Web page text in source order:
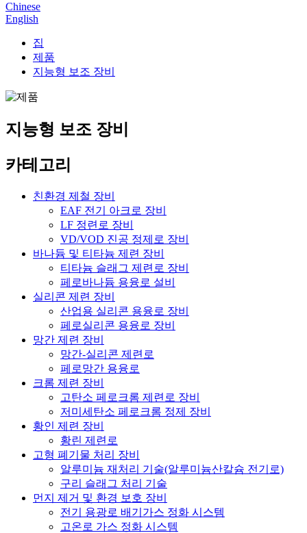
Chinese
English
집
제품
지능형 보조 장비
지능형 보조 장비
카테고리
친환경 제철 장비
EAF 전기 아크로 장비
LF 정련로 장비
VD/VOD 진공 정제로 장비
바나듐 및 티타늄 제련 장비
티타늄 슬래그 제련로 장비
페로바나듐 용융로 설비
실리콘 제련 장비
산업용 실리콘 용융로 장비
페로실리콘 용융로 장비
망간 제련 장비
망간-실리콘 제련로
페로망간 용융로
크롬 제련 장비
고탄소 페로크롬 제련로 장비
저미세탄소 페로크롬 정제 장비
황인 제련 장비
황린 제련로
고형 폐기물 처리 장비
알루미늄 재처리 기술(알루미늄산칼슘 전기로)
구리 슬래그 처리 기술
먼지 제거 및 환경 보호 장비
전기 용광로 배기가스 정화 시스템
고온로 가스 정화 시스템